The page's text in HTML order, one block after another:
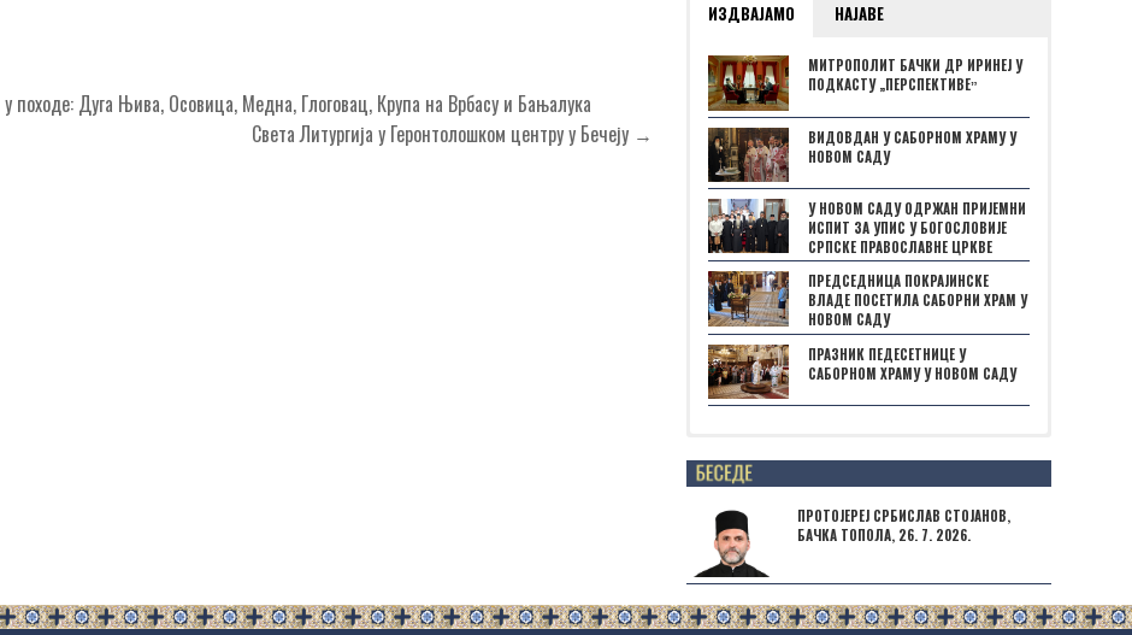
походе: Дуга Њива, Осовица, Медна, Глоговац, Крупа на Врбасу и Бањалука
Света Литургија у Геронтолошком центру у Бечеју →
ИЗДВАЈАМО НАЈАВЕ
МИТРОПОЛИТ БАЧКИ ДР ИРИНЕЈ У
ПОДКАСТУ „ПЕРСПЕКТИВЕˮ
ВИДОВДАН У САБОРНОМ ХРАМУ У
НОВОМ САДУ
У НОВОМ САДУ ОДРЖАН ПРИЈЕМНИ
ИСПИТ ЗА УПИС У БОГОСЛОВИЈЕ
СРПСКЕ ПРАВОСЛАВНЕ ЦРКВЕ
ПРЕДСЕДНИЦА ПОКРАЈИНСКЕ
ВЛАДЕ ПОСЕТИЛА САБОРНИ ХРАМ У
НОВОМ САДУ
ПРАЗНИК ПЕДЕСЕТНИЦЕ У
САБОРНОМ ХРАМУ У НОВОМ САДУ
Posts not found
ПРОТОЈЕРЕЈ СРБИСЛАВ СТОЈАНОВ,
БАЧКА ТОПОЛА, 26. 7. 2026.